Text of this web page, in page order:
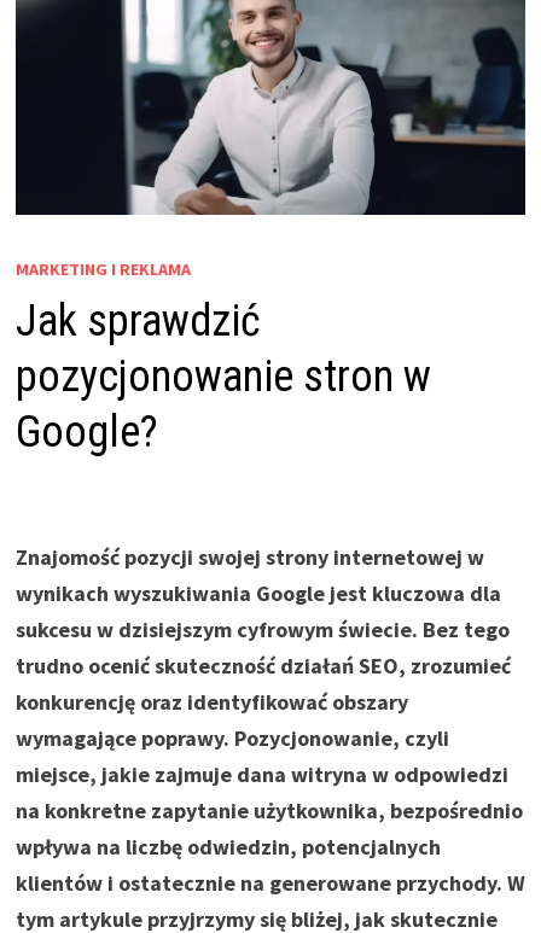
MARKETING I REKLAMA
Jak sprawdzić
pozycjonowanie stron w
Google?
Znajomość pozycji swojej strony internetowej w
wynikach wyszukiwania Google jest kluczowa dla
sukcesu w dzisiejszym cyfrowym świecie. Bez tego
trudno ocenić skuteczność działań SEO, zrozumieć
konkurencję oraz identyfikować obszary
wymagające poprawy. Pozycjonowanie, czyli
miejsce, jakie zajmuje dana witryna w odpowiedzi
na konkretne zapytanie użytkownika, bezpośrednio
wpływa na liczbę odwiedzin, potencjalnych
klientów i ostatecznie na generowane przychody. W
tym artykule przyjrzymy się bliżej, jak skutecznie